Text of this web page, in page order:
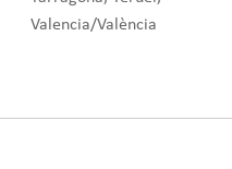
Valencia/València